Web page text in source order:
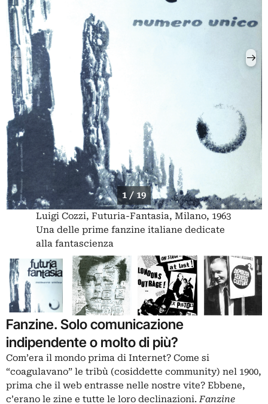
1 / 19
Luigi Cozzi, Futuria-Fantasia, Milano, 1963
Una delle prime fanzine italiane dedicate
alla fantascienza
Fanzine. Solo comunicazione
indipendente o molto di più?
Com’era il mondo prima di Internet? Come si
“coagulavano” le tribù (cosiddette community) nel 1900,
prima che il web entrasse nelle nostre vite? Ebbene,
c’erano le zine e tutte le loro declinazioni.Fanzine